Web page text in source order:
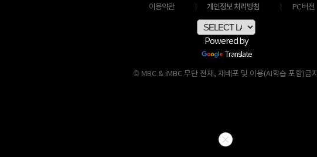
이용약관
개인정보 처리방침 PC 버전
Powered by
Translate
© MBC & iMBC 무단 전재, 재배포 및 이용(AI학습 포함)금지